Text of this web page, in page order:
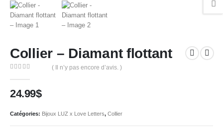
Collier – Diamant flottant
( Il n’y pas encore d’avis. )
24.99$
Catégories: Bijoux LUZ x Love Letters, Collier